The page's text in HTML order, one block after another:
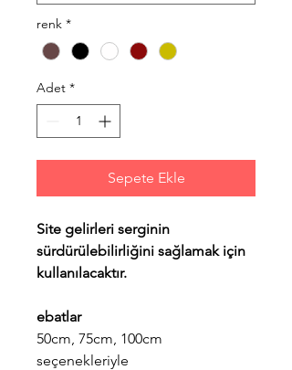
renk *
Adet *
Sepete Ekle
Site gelirleri serginin
sürdürülebilirliğini sağlamak için
kullanılacaktır.
ebatlar
50cm, 75cm, 100cm
seçenekleriyle